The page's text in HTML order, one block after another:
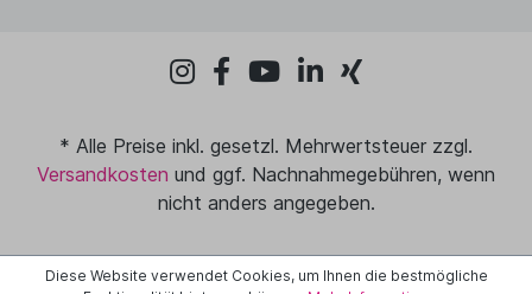
* Alle Preise inkl. gesetzl. Mehrwertsteuer zzgl.
Versandkosten und ggf. Nachnahmegebühren, wenn
nicht anders angegeben.
Diese Website verwendet Cookies, um Ihnen die bestmögliche